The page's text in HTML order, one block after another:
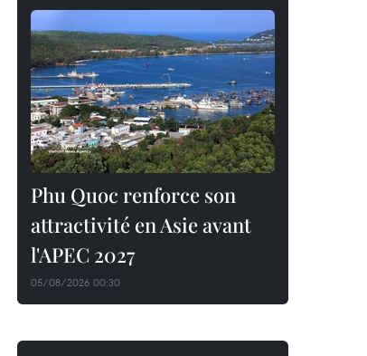
Phu Quoc renforce son
attractivité en Asie avant
l'APEC 2027
05/08/2026 00:30